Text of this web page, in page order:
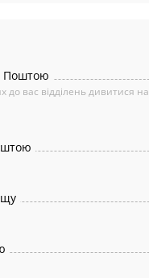
Поштою
вас відділень дивитися на